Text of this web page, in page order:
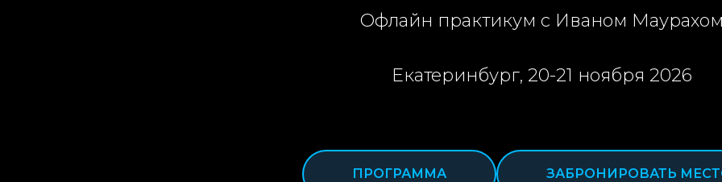
Офлайн практикум с Иваном
Екатеринбург, 20-21 ноября 2026
ПРОГРАММА ЗАБРОНИРОВАТЬ